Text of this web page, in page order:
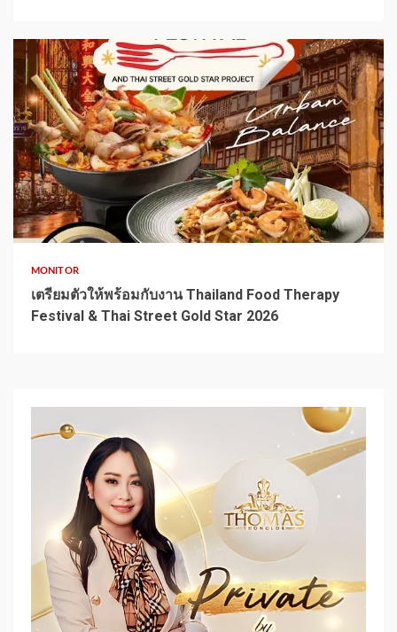
1 min read
MONITOR
เตรียมตัวให้พร้อมกับงาน Thailand Food Therapy
Festival & Thai Street Gold Star 2026